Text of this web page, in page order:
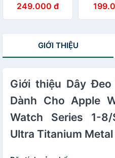
Apple Watch
Series
Venture - Hàng
249.000 đ
Cho
Galaxy
GIỚI THIỆU
Giới thiệu Dây
Dành Cho Apple
Watch Series 1-8/
Ultra Titanium